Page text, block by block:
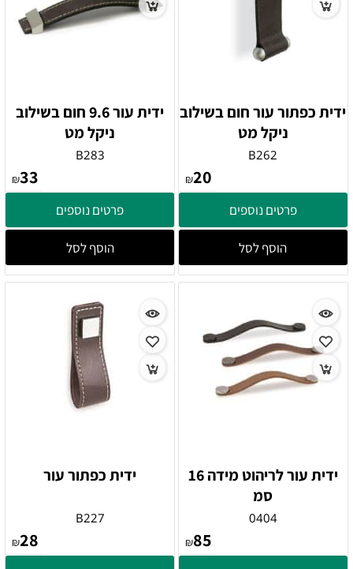
ידית כפתור עור חום בשילוב
ניקל מט
B262
₪20
פרטים נוספים
הוסף לסל
ידית עור 9.6 חום בשילוב
ניקל מט
B283
₪33
פרטים נוספים
הוסף לסל
ידית עור לריהוט מידה 16
סמ
0404
₪85
ידית כפתור עור
B227
₪28